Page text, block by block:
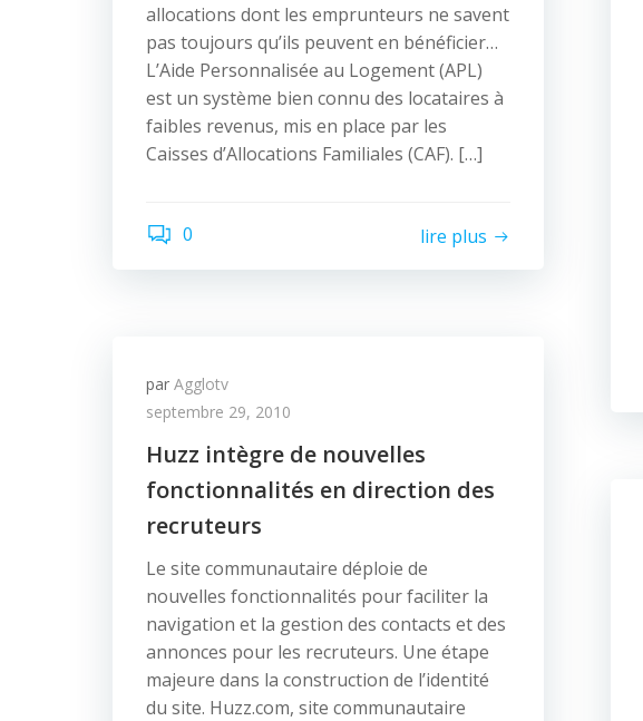
allocations dont les emprunteurs ne savent
pas toujours qu’ils peuvent en bénéficier…
L’Aide Personnalisée au Logement (APL)
est un système bien connu des locataires à
faibles revenus, mis en place par les
Caisses d’Allocations Familiales (CAF). […]
0 lire plus
par Agglotv
septembre 29, 2010
Huzz intègre de nouvelles
fonctionnalités en direction des
recruteurs
Le site communautaire déploie de
nouvelles fonctionnalités pour faciliter la
navigation et la gestion des contacts et des
annonces pour les recruteurs. Une étape
majeure dans la construction de l’identité
du site. Huzz.com, site communautaire